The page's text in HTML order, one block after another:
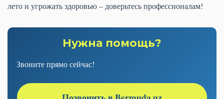
лето и угрожать здоровью – доверьтесь профессионалам!
Нужна помощь?
Звоните прямо сейчас!